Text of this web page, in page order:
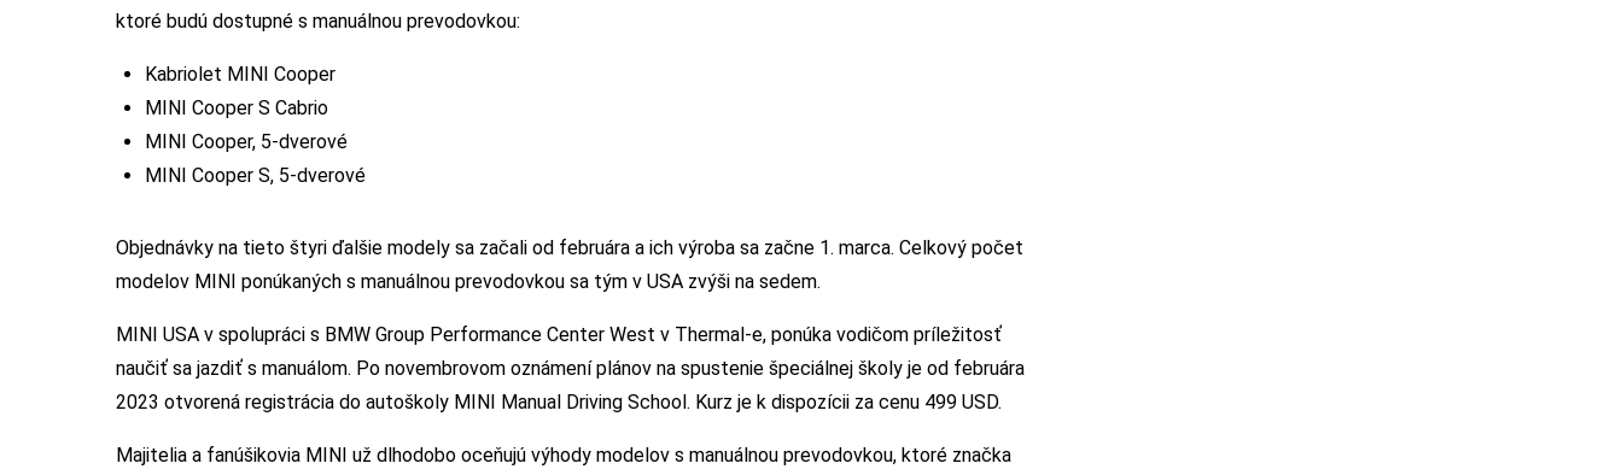
ktoré budú dostupné s manuálnou prevodovkou:
Kabriolet MINI Cooper
MINI Cooper S Cabrio
MINI Cooper, 5-dverové
MINI Cooper S, 5-dverové
Objednávky na tieto štyri ďalšie modely sa začali od februára a ich výroba sa začne 1. marca. Celkový počet
modelov MINI ponúkaných s manuálnou prevodovkou sa tým v USA zvýši na sedem.
MINI USA v spolupráci s BMW Group Performance Center West v Thermal-e, ponúka vodičom príležitosť
naučiť sa jazdiť s manuálom. Po novembrovom oznámení plánov na spustenie špeciálnej školy je od februára
2023 otvorená registrácia do autoškoly MINI Manual Driving School. Kurz je k dispozícii za cenu 499 USD.
Majitelia a fanúšikovia MINI už dlhodobo oceňujú výhody modelov s manuálnou prevodovkou, ktoré značka